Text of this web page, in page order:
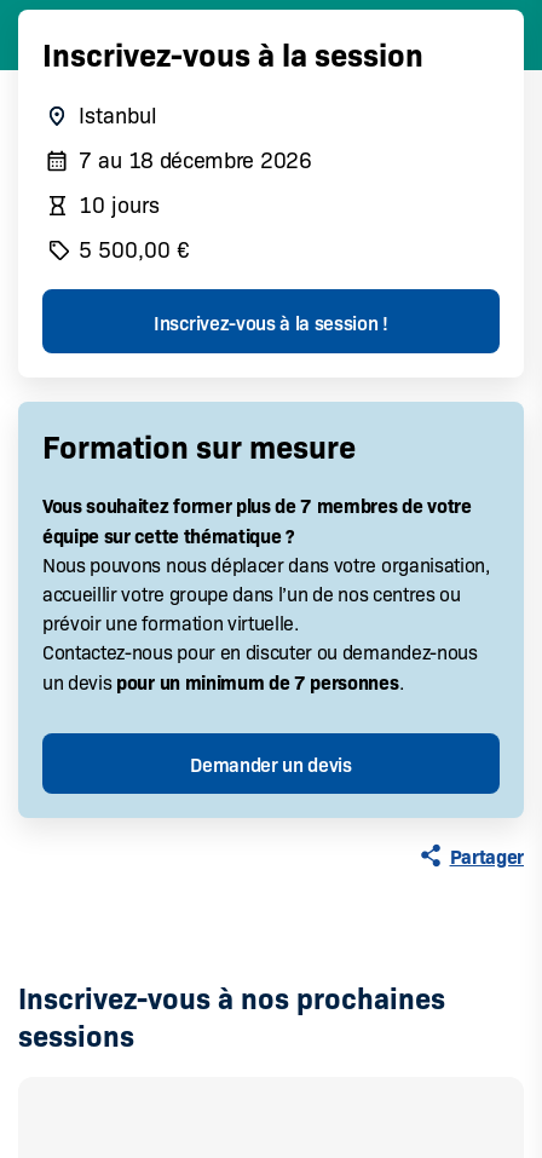
Inscrivez-vous à la session
Istanbul
7 au 18 décembre 2026
10 jours
5 500,00 €
Formation sur mesure
Vous souhaitez former plus de 7 membres de votre
équipe sur cette thématique ?
Nous pouvons nous déplacer dans votre organisation,
accueillir votre groupe dans l’un de nos centres ou
prévoir une formation virtuelle.
Contactez-nous pour en discuter ou demandez-nous
un devispour un minimum de 7 personnes.
Partager
Inscrivez-vous à nos prochaines
sessions